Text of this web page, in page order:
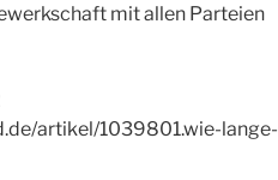
mit allen Parteien
artikel/1039801.wie-lange-